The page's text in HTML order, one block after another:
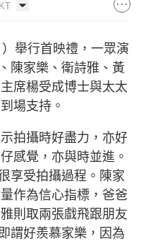
舉行首映禮，一眾演
陳家樂、衛詩雅、黃
席楊受成博士與太太
場支持。
拍攝時好盡力，亦好
感覺，亦與時並進。
享受拍攝過程。陳家
作為信心指標，爸爸
則取兩張戲飛跟朋友
謂好羨慕家樂，因為